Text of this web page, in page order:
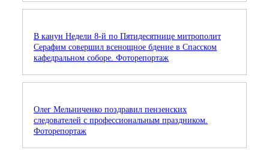
В канун Недели 8-й по Пятидесятнице митрополит
Серафим совершил всенощное бдение в Спасском
кафедральном соборе. Фоторепортаж
Олег Мельниченко поздравил пензенских
следователей с профессиональным праздником.
Фоторепортаж